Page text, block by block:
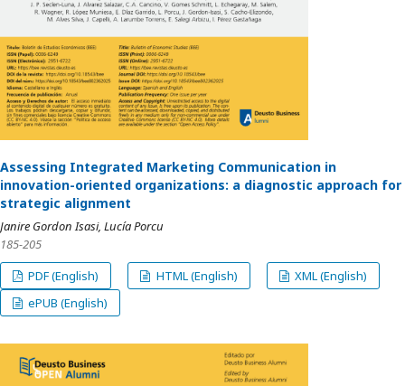
Assessing Integrated Marketing Communication in
innovation-oriented organizations: a diagnostic approach for
strategic alignment
Janire Gordon Isasi, Lucía Porcu
185-205
PDF (English)
HTML (English)
XML (English)
ePUB (English)